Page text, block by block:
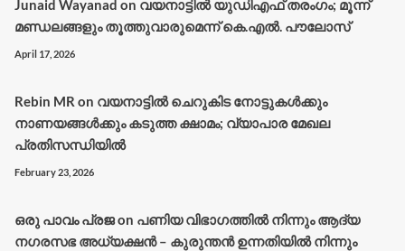
Junaid Wayanad on വയനാട്ടില്‍ യുഡിഎഫ് തരംഗം; മൂന്ന്
മണ്ഡലങ്ങളും തൂത്തുവാരുമെന്ന് കെ.എല്‍. പൗലോസ്
April 17, 2026
Rebin MR on വയനാട്ടിൽ ചെറുകിട നോട്ടുകൾക്കും
നാണയങ്ങൾക്കും കടുത്ത ക്ഷാമം; വ്യാപാര മേഖല
പ്രതിസന്ധിയിൽ
February 23, 2026
ഒരു പാവം പ്രജon പണിയ വിഭാഗത്തിൽ നിന്നും ആദ്യ
നഗരസഭ അധ്യക്ഷൻ – കുരുന്തൻ ഉന്നതിയിൽ നിന്നും